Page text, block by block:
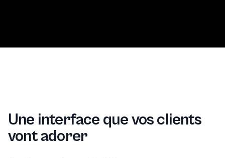
Une interface que vos clients
vont adorer